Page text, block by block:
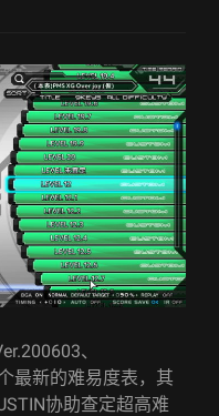
、
最新的难易度表，其
协助查定超高难